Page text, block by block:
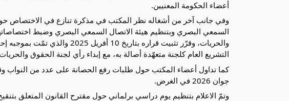
أعضاء الحكومة المعنيين.
التشريع العام كلجنة متعهّدة أصالة به، مع إبداء رأي لجنة الحقوق
جوان 2026 في الغرض.